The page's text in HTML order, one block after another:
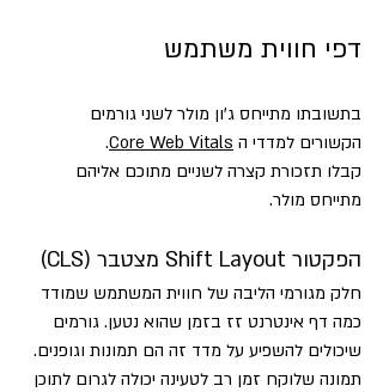
דפי חווית משתמש
בתשובתו מתייחס ג'ון מולר לשני גורמים
הקשורים למדדי ה Core Web Vitals
.
קבלו תזכורת קצרה לשניים מתוכם אליהם
מתייחס מולר.
הפקטור Shift Layout מצטבר (CLS)
חלק מגורמי הליבה של חווית המשתמש שמודד
כמה דף אינטרנט זז בזמן שהוא נטען. גורמים
שיכולים להשפיע על מדד זה הם תמונות וגופנים.
תמונה שלוקח זמן רב לטעינה יכולה לגרום לתוכן